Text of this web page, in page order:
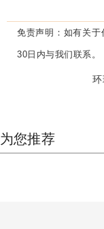
免责声明： 如有关于
30日内与我们联系。
为您推荐